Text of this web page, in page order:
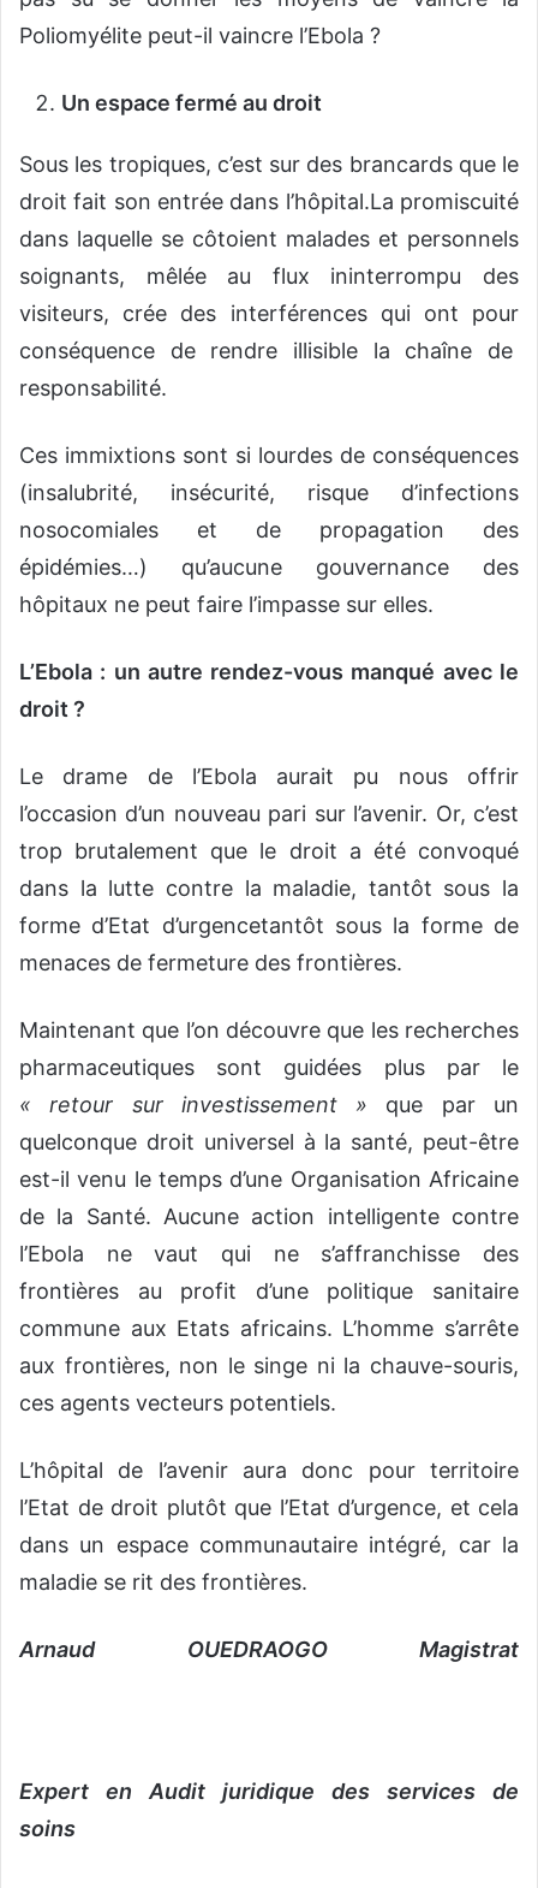
Poliomyélite peut-il vaincre l’Ebola ?
Un espace fermé au droit
Sous les tropiques, c’est sur des brancards que le
droit fait son entrée dans l’hôpital.La promiscuité
dans laquelle se côtoient malades et personnels
soignants, mêlée au flux ininterrompu des
visiteurs, crée des interférences qui ont pour
conséquence de rendre illisible la chaîne de
responsabilité.
Ces immixtions sont si lourdes de conséquences
(insalubrité, insécurité, risque d’infections
nosocomiales et de propagation des
épidémies…) qu’aucune gouvernance des
hôpitaux ne peut faire l’impasse sur elles.
L’Ebola : un autre rendez-vous manqué avec le
droit ?
Le drame de l’Ebola aurait pu nous offrir
l’occasion d’un nouveau pari sur l’avenir. Or, c’est
trop brutalement que le droit a été convoqué
dans la lutte contre la maladie, tantôt sous la
forme d’Etat d’urgencetantôt sous la forme de
menaces de fermeture des frontières.
Maintenant que l’on découvre que les recherches
pharmaceutiques sont guidées plus par le
« retour sur investissement » que par un
quelconque droit universel à la santé, peut-être
est-il venu le temps d’une Organisation Africaine
de la Santé. Aucune action intelligente contre
l’Ebola ne vaut qui ne s’affranchisse des
frontières au profit d’une politique sanitaire
commune aux Etats africains. L’homme s’arrête
aux frontières, non le singe ni la chauve-souris,
ces agents vecteurs potentiels.
L’hôpital de l’avenir aura donc pour territoire
l’Etat de droit plutôt que l’Etat d’urgence, et cela
dans un espace communautaire intégré, car la
maladie se rit des frontières.
Arnaud OUEDRAOGO Magistrat
Expert en Audit juridique des services de
soins